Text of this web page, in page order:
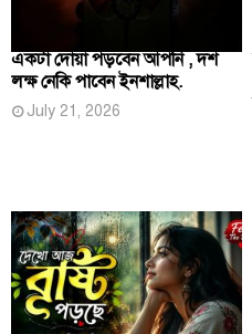
একটা দোয়া পড়বেন আপনি , দশ
লক্ষ নেকি পাবেন ইনশাল্লাহ.
July 21, 2026